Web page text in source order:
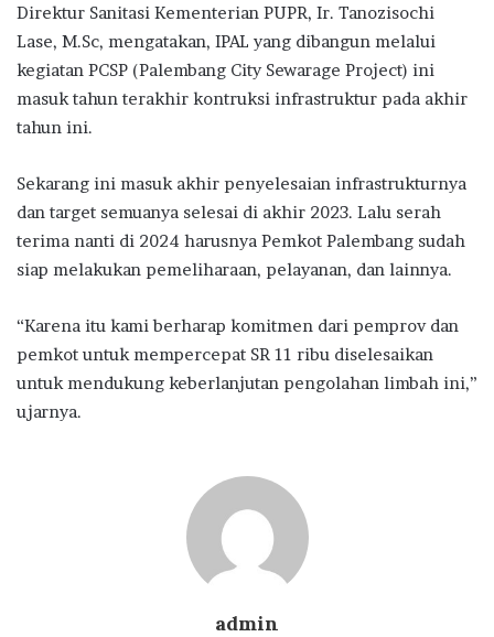
Direktur Sanitasi Kementerian PUPR, Ir. Tanozisochi
Lase, M.Sc, mengatakan, IPAL yang dibangun melalui
kegiatan PCSP (Palembang City Sewarage Project) ini
masuk tahun terakhir kontruksi infrastruktur pada akhir
tahun ini.
Sekarang ini masuk akhir penyelesaian infrastrukturnya
dan target semuanya selesai di akhir 2023. Lalu serah
terima nanti di 2024 harusnya Pemkot Palembang sudah
siap melakukan pemeliharaan, pelayanan, dan lainnya.
“Karena itu kami berharap komitmen dari pemprov dan
pemkot untuk mempercepat SR 11 ribu diselesaikan
untuk mendukung keberlanjutan pengolahan limbah ini,”
ujarnya.
admin